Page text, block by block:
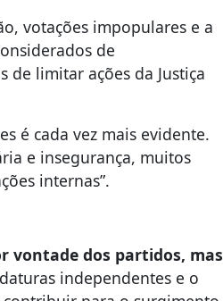
votações impopulares e a
de
de limitar ações da Justiça
é cada vez mais evidente.
e insegurança, muitos
internas”.
vontade dos partidos, mas
independentes e o